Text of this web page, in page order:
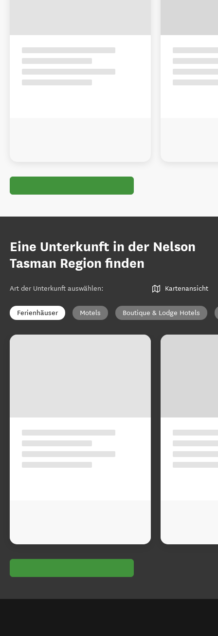
Eine Unterkunft in der Nelson
Tasman Region finden
Art der Unterkunft auswählen: Kartenansicht
Ferienhäuser Motels Boutique & Lodge Hotels